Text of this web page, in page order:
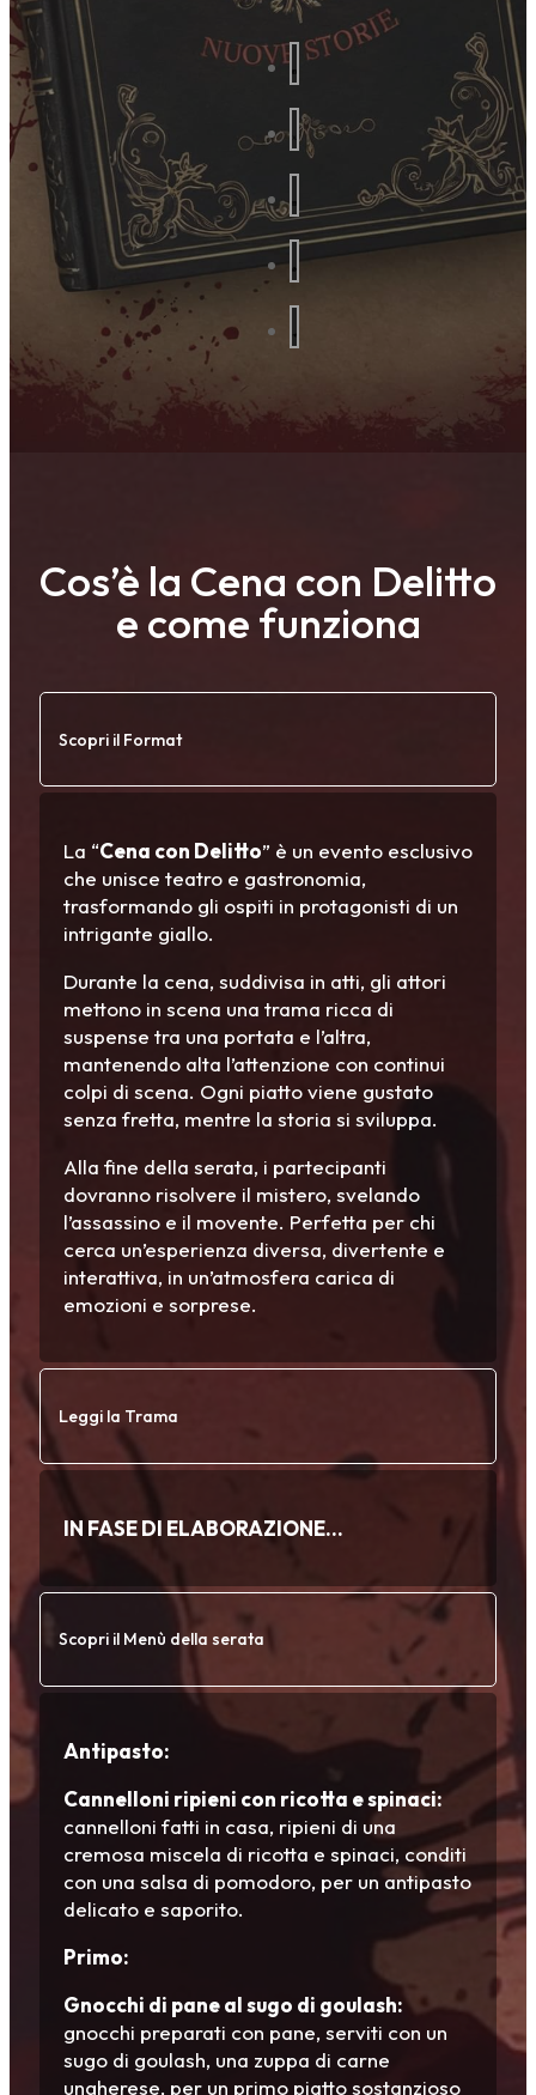
Cos’è la Cena con Delitto
e come funziona
Scopri il Format
La “Cena con Delitto” è un evento esclusivo
che unisce teatro e gastronomia,
trasformando gli ospiti in protagonisti di un
intrigante giallo.
Durante la cena, suddivisa in atti, gli attori
mettono in scena una trama ricca di
suspense tra una portata e l’altra,
mantenendo alta l’attenzione con continui
colpi di scena. Ogni piatto viene gustato
senza fretta, mentre la storia si sviluppa.
Alla fine della serata, i partecipanti
dovranno risolvere il mistero, svelando
l’assassino e il movente. Perfetta per chi
cerca un’esperienza diversa, divertente e
interattiva, in un’atmosfera carica di
emozioni e sorprese.
Leggi la Trama
IN FASE DI ELABORAZIONE…
Scopri il Menù della serata
Antipasto:
Cannelloni ripieni con ricotta e spinaci:
cannelloni fatti in casa, ripieni di una
cremosa miscela di ricotta e spinaci, conditi
con una salsa di pomodoro, per un antipasto
delicato e saporito.
Primo:
Gnocchi di pane al sugo di goulash:
gnocchi preparati con pane, serviti con un
sugo di goulash, una zuppa di carne
ungherese, per un primo piatto sostanzioso